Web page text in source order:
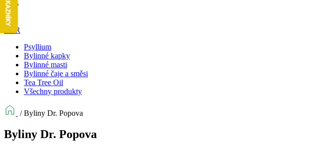
1
EUR
Psyllium
Bylinné kapky
Bylinné masti
Bylinné čaje a směsi
Tea Tree Oil
Všechny produkty
/Byliny Dr. Popova
Byliny Dr. Popova